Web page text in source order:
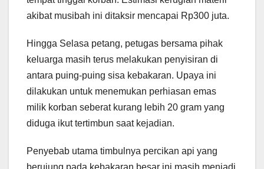
akibat musibah ini ditaksir mencapai Rp300 juta.
Hingga Selasa petang, petugas bersama pihak
keluarga masih terus melakukan penyisiran di
antara puing-puing sisa kebakaran. Upaya ini
dilakukan untuk menemukan perhiasan emas
milik korban seberat kurang lebih 20 gram yang
diduga ikut tertimbun saat kejadian.
Penyebab utama timbulnya percikan api yang